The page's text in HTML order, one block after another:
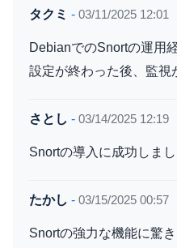
タクミ - 03/11/2025 12:01
DebianでのSnortの運用
設定が終わった後、監視
さとし - 03/14/2025 12:19
Snortの導入に成功しま
たかし - 03/15/2025 00:57
Snortの強力な機能に驚